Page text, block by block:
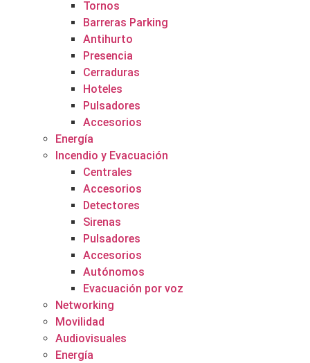
Tornos
Barreras Parking
Antihurto
Presencia
Cerraduras
Hoteles
Pulsadores
Accesorios
Energía
Incendio y Evacuación
Centrales
Accesorios
Detectores
Sirenas
Pulsadores
Accesorios
Autónomos
Evacuación por voz
Networking
Movilidad
Audiovisuales
Energía